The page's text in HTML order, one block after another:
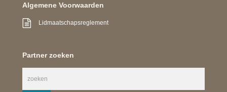
Algemene Voorwaarden
Lidmaatschapsreglement
Partner zoeken